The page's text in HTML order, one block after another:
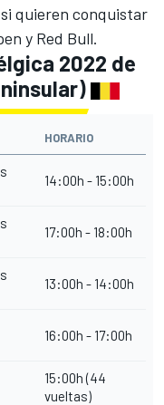
quieren conquistar
y Red Bull.
2022 de
HORARIO
14:00h - 15:00h
17:00h - 18:00h
13:00h - 14:00h
16:00h - 17:00h
15:00h (44
vueltas)